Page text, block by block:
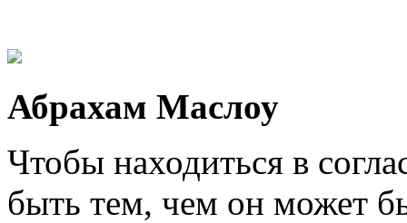
Абрахам Маслоу
Чтобы находиться в
быть тем, чем он может